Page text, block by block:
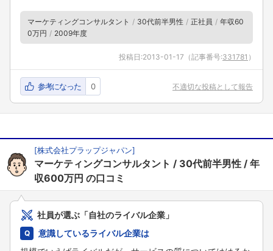
マーケティングコンサルタント 30代前半男性 正社員
年収60
0万円
2009年度
投稿日:2013-01-17 （記事番号:331781 ）
参考になった 0 不適切な投稿として報告
[株式会社プラップジャパン]
マーケティングコンサルタント 30代前半男性
年
収600万円 の口コミ
社員が選ぶ「自社のライバル企業」
意識しているライバル企業は